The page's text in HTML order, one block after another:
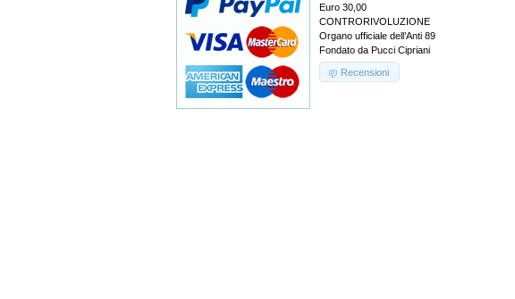
Euro 30,00
CONTRORIVOLUZIONE
Organo ufficiale dell’Anti 89
Fondato da Pucci Cipriani
Recensioni